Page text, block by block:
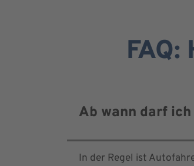
Ab wann darf
In der Regel ist